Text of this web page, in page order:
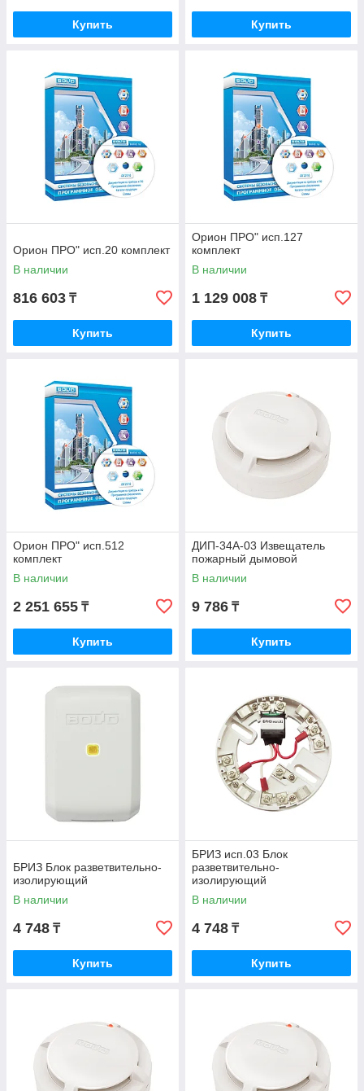
Купить Купить
Орион ПРО" исп.20 комплект
В наличии
816 603 ₸
Купить
Орион ПРО" исп.127
комплект
В наличии
1 129 008 ₸
Купить
Орион ПРО" исп.512
комплект
В наличии
2 251 655 ₸
Купить
ДИП-34А-03 Извещатель
пожарный дымовой
В наличии
9 786 ₸
Купить
БРИЗ Блок разветвительно-
изолирующий
В наличии
4 748 ₸
Купить
БРИЗ исп.03 Блок
разветвительно-
изолирующий
В наличии
4 748 ₸
Купить